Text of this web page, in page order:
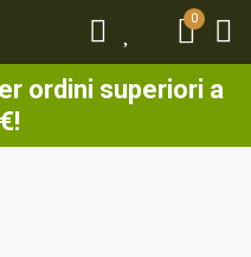
0
ordini superiori a
0